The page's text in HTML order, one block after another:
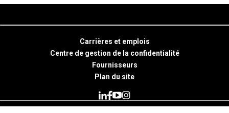
Carrières et emplois
Centre de gestion de la confidentialité
Fournisseurs
Plan du site